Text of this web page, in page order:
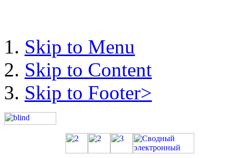
Skip to Menu
Skip to Content
Skip to Footer>